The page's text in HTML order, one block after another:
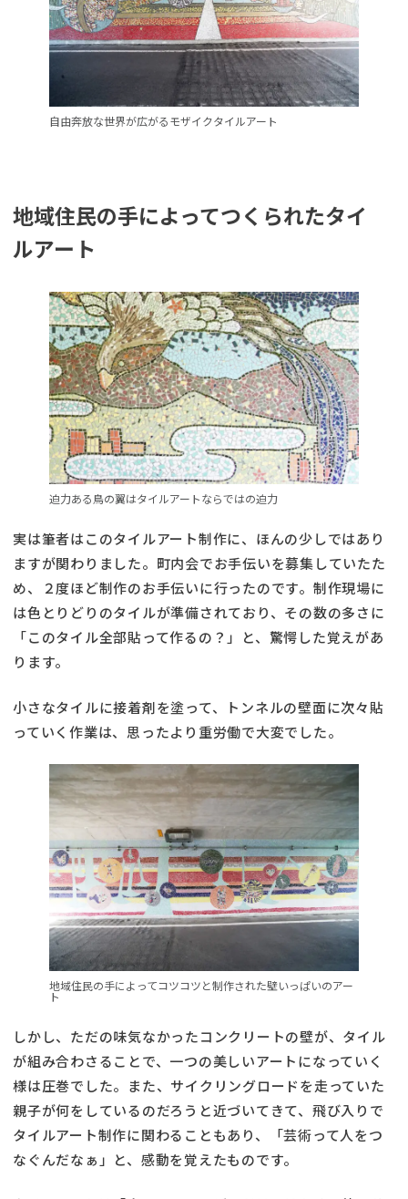
自由奔放な世界が広がるモザイクタイルアート
地域住民の手によってつくられたタイ
ルアート
迫力ある鳥の翼はタイルアートならではの迫力
実は筆者はこのタイルアート制作に、ほんの少しではあり
ますが関わりました。町内会でお手伝いを募集していたた
め、２度ほど制作のお手伝いに行ったのです。制作現場に
は色とりどりのタイルが準備されており、その数の多さに
「このタイル全部貼って作るの？」と、驚愕した覚えがあ
ります。
小さなタイルに接着剤を塗って、トンネルの壁面に次々貼
っていく作業は、思ったより重労働で大変でした。
地域住民の手によってコツコツと制作された壁いっぱいのアー
ト
しかし、ただの味気なかったコンクリートの壁が、タイル
が組み合わさることで、一つの美しいアートになっていく
様は圧巻でした。また、サイクリングロードを走っていた
親子が何をしているのだろうと近づいてきて、飛び入りで
タイルアート制作に関わることもあり、「芸術って人をつ
なぐんだなぁ」と、感動を覚えたものです。